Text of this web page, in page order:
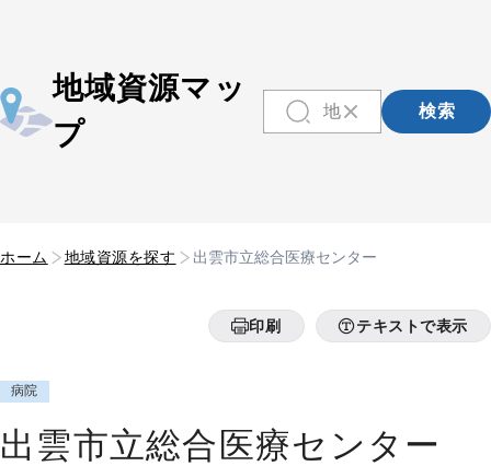
地域資源マッ
プ
検索
ホーム 地域資源を探す 出雲市立総合医療センター
印刷 テキストで表示
病院
出雲市立総合医療センター